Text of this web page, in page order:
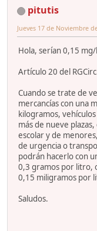
pitutis
Jueves 17 de Noviembre
Hola, serían 0,15
Artículo 20 del
Cuando se trate de
mercancías con una
kilogramos,
más de nueve
escolar y de
de urgencia o
podrán hacerlo con
0,3 gramos por litro,
0,15 miligramos por
Saludos.